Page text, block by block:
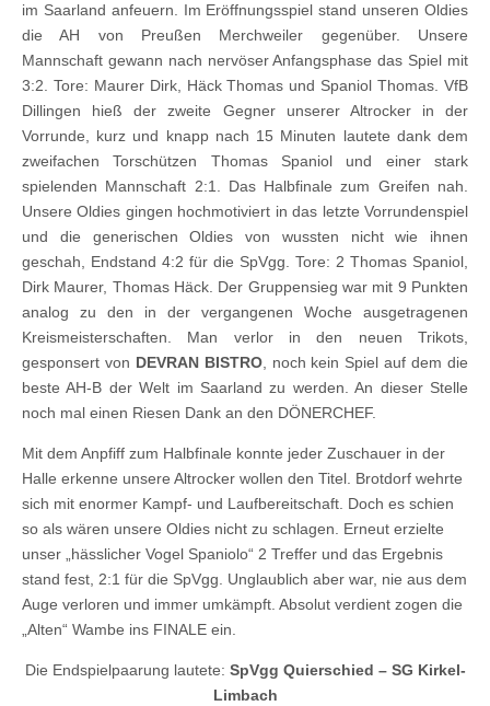
im Saarland anfeuern. Im Eröffnungsspiel stand unseren Oldies
die AH von Preußen Merchweiler gegenüber. Unsere
Mannschaft gewann nach nervöser Anfangsphase das Spiel mit
3:2. Tore: Maurer Dirk, Häck Thomas und Spaniol Thomas. VfB
Dillingen hieß der zweite Gegner unserer Altrocker in der
Vorrunde, kurz und knapp nach 15 Minuten lautete dank dem
zweifachen Torschützen Thomas Spaniol und einer stark
spielenden Mannschaft 2:1. Das Halbfinale zum Greifen nah.
Unsere Oldies gingen hochmotiviert in das letzte Vorrundenspiel
und die generischen Oldies von wussten nicht wie ihnen
geschah, Endstand 4:2 für die SpVgg. Tore: 2 Thomas Spaniol,
Dirk Maurer, Thomas Häck. Der Gruppensieg war mit 9 Punkten
analog zu den in der vergangenen Woche ausgetragenen
Kreismeisterschaften. Man verlor in den neuen Trikots,
gesponsert von DEVRAN BISTRO, noch kein Spiel auf dem die
beste AH-B der Welt im Saarland zu werden. An dieser Stelle
noch mal einen Riesen Dank an den DÖNERCHEF.
Mit dem Anpfiff zum Halbfinale konnte jeder Zuschauer in der
Halle erkenne unsere Altrocker wollen den Titel. Brotdorf wehrte
sich mit enormer Kampf- und Laufbereitschaft. Doch es schien
so als wären unsere Oldies nicht zu schlagen. Erneut erzielte
unser „hässlicher Vogel Spaniolo“ 2 Treffer und das Ergebnis
stand fest, 2:1 für die SpVgg. Unglaublich aber war, nie aus dem
Auge verloren und immer umkämpft. Absolut verdient zogen die
„Alten“ Wambe ins FINALE ein.
Die Endspielpaarung lautete: SpVgg Quierschied – SG Kirkel-
Limbach